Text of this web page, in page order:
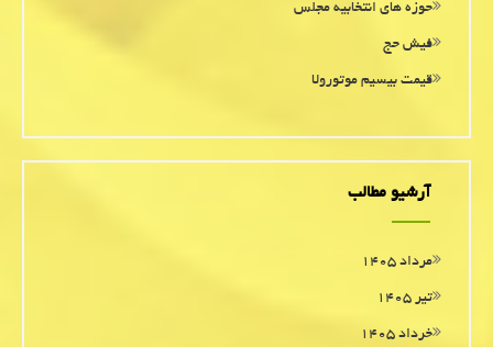
حوزه های انتخابیه مجلس
فیش حج
قیمت بیسیم موتورولا
آرشیو مطالب
مرداد ۱۴۰۵
تیر ۱۴۰۵
خرداد ۱۴۰۵